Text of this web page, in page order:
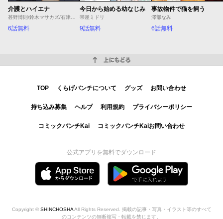
介護とハイエナ
6話無料
今日から始める幼なじみ
帯屋ミドリ
9話無料
事故物件で猫を飼う
澤部なみ
6話無料
TOP くらげバンチについて グッズ お問い合わせ
持ち込み募集 ヘルプ 利用規約 プライバシーポリシー
コミックバンチKai コミックバンチKaiお問い合わせ
公式アプリを無料でダウンロード
Copyright © SHINCHOSHAAll Rights Reserved. 掲載の記事・写真・イラスト等のすべて
のコンテンツの無断複写・転載を禁じます。